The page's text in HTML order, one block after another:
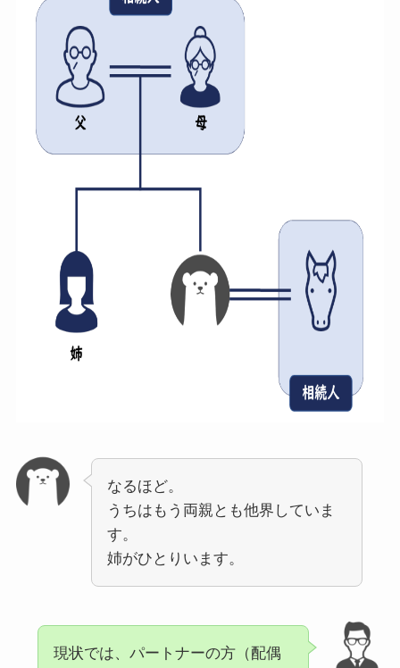
なるほど。
うちはもう両親とも他界していま
す。
姉がひとりいます。
現状では、パートナーの方（配偶